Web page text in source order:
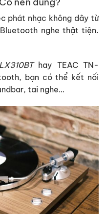
phát nhạc không dây từ
nghe thật tiện.
hay TEAC TN-
bạn có thể kết nối
tai nghe…